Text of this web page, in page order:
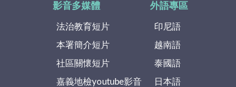
影音多媒體
法治教育短片
本署簡介短片
社區關懷短片
嘉義地檢youtube影音
外語專區
印尼語
越南語
泰國語
日本語